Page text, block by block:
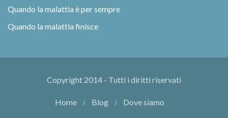
Quando la malattia è per sempre
Quando la malattia finisce
Copyright 2014 - Tutti i diritti riservati
Home Blog Dove siamo